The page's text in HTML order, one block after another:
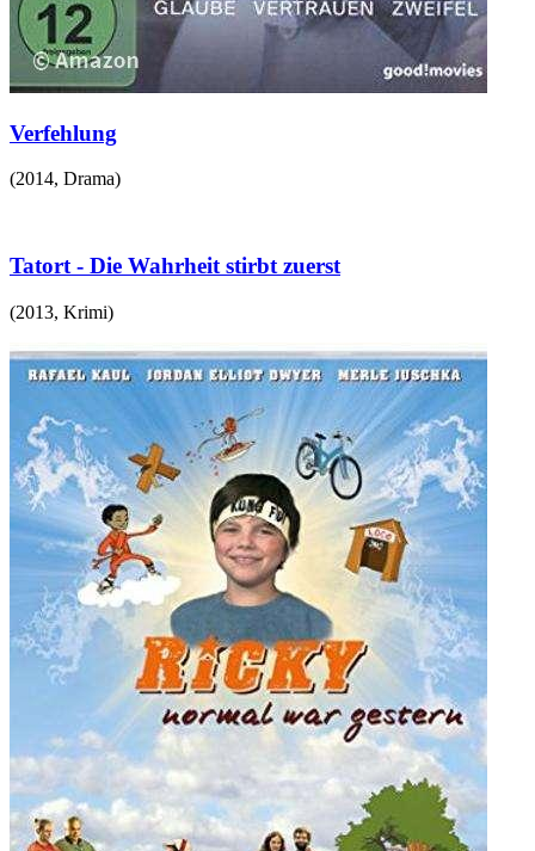
Verfehlung
(2014, Drama)
Tatort - Die Wahrheit stirbt zuerst
(2013, Krimi)